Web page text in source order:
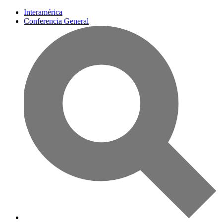
Interamérica
Conferencia General